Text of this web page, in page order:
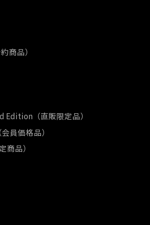
商品）
Edition（直販限定品）
員価格品）
商品）